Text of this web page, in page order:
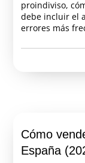
proindiviso,
debe incluir el
errores más
Cómo
España